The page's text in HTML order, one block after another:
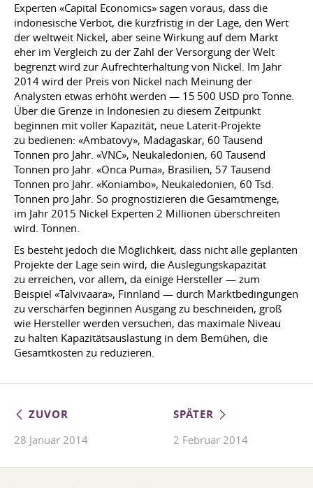
Experten «Capital Economics» sagen voraus, dass die
indonesische Verbot, die kurzfristig in der Lage, den Wert
der weltweit Nickel, aber seine Wirkung auf dem Markt
eher im Vergleich zu der Zahl der Versorgung der Welt
begrenzt wird zur Aufrechterhaltung von Nickel. Im Jahr
2014 wird der Preis von Nickel nach Meinung der
Analysten etwas erhöht werden — 15 500 USD pro Tonne.
Über die Grenze in Indonesien zu diesem Zeitpunkt
beginnen mit voller Kapazität, neue Laterit-Projekte
zu bedienen: «Ambatovy», Madagaskar, 60 Tausend
Tonnen pro Jahr. «VNC», Neukaledonien, 60 Tausend
Tonnen pro Jahr. «Onca Puma», Brasilien, 57 Tausend
Tonnen pro Jahr. «Koniambo», Neukaledonien, 60 Tsd.
Tonnen pro Jahr. So prognostizieren die Gesamtmenge,
im Jahr 2015 Nickel Experten 2 Millionen überschreiten
wird. Tonnen.
Es besteht jedoch die Möglichkeit, dass nicht alle geplanten
Projekte der Lage sein wird, die Auslegungskapazität
zu erreichen, vor allem, da einige Hersteller — zum
Beispiel «Talvivaara», Finnland — durch Marktbedingungen
zu verschärfen beginnen Ausgang zu beschneiden, groß
wie Hersteller werden versuchen, das maximale Niveau
zu halten Kapazitätsauslastung in dem Bemühen, die
Gesamtkosten zu reduzieren.
ZUVOR
28 Januar 2014
SPÄTER
2 Februar 2014